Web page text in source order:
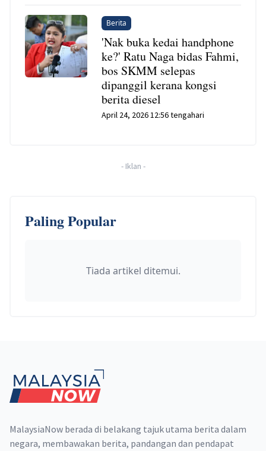
Berita
'Nak buka kedai handphone
ke?' Ratu Naga bidas Fahmi,
bos SKMM selepas
dipanggil kerana kongsi
berita diesel
April 24, 2026 12:56 tengahari
- Iklan -
Paling Popular
Tiada artikel ditemui.
MalaysiaNow berada di belakang tajuk utama berita dalam
negara, membawakan berita, pandangan dan pendapat